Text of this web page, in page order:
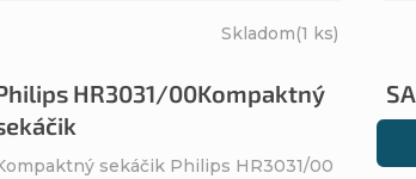
HR3031/00Kompaktný
Skladom(1 ks)
sekáčik Philips HR3031/00